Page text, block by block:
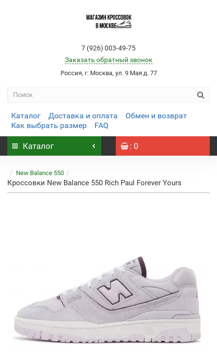
7 (926) 003-49-75
Заказать обратный звонок
Россия, г. Москва, ул. 9 Мая д. 77
Каталог Доставка и оплата
Обмен и возврат
Как выбрать размер
FAQ
Каталог : 0
New Balance 550
Кроссовки New Balance 550 Rich Paul Forever Yours